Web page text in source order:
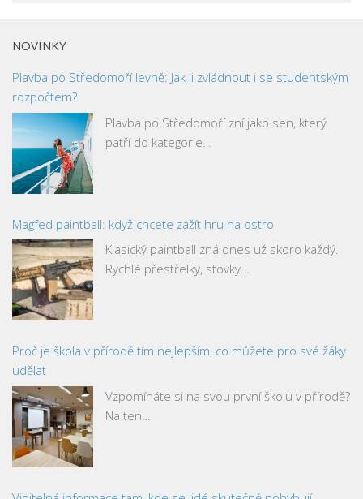
NOVINKY
Plavba po Středomoří levně: Jak ji zvládnout i se studentským
rozpočtem?
Plavba po Středomoří zní jako sen, který
patří do kategorie…
Magfed paintball: když chcete zažít hru na ostro
Klasický paintball zná dnes už skoro každý.
Rychlé přestřelky, stovky…
Proč je škola v přírodě tím nejlepším, co můžete pro své žáky
udělat
Vzpomínáte si na svou první školu v přírodě?
Na ten…